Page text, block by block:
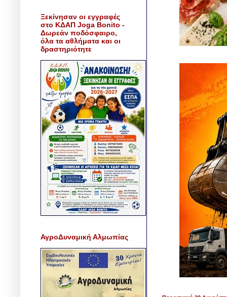
Ξεκίνησαν οι εγγραφές
στο ΚΔΑΠ Joga Bonito -
Δωρεάν ποδόσφαιρο,
όλα τα αθλήματα και οι
δραστηριότητε
ΑγροΔυναμική Αλμωπίας